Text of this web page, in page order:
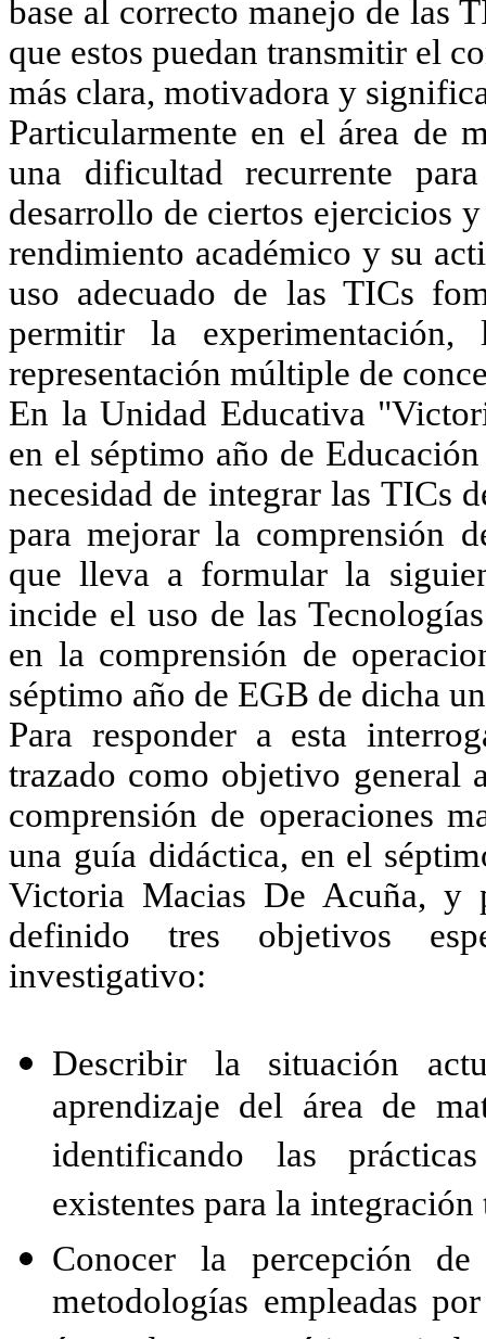
base al correcto manejo de las
que estos puedan transmitir el
más clara, motivadora y
Particularmente en el área de
una dificultad recurrente
desarrollo de ciertos ejercicios
rendimiento académico y su
uso adecuado de las TICs
permitir la
representación múltiple de
En la Unidad Educativa
en el séptimo año de
necesidad de integrar las TICs
para mejorar la comprensión
que lleva a formular la
incide el uso de las
en la comprensión de
séptimo año de EGB de dicha
Para responder a esta
trazado como objetivo general
comprensión de operaciones
una guía didáctica, en el
Victoria Macias De Acuña, y
definido tres objetivos
investigativo:
Describir la situación
aprendizaje del área de
identificando las
existentes para la
Conocer la percepción
metodologías empleadas